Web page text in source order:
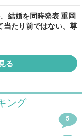
結婚を同時発表 重岡
当たり前ではない、尊
る